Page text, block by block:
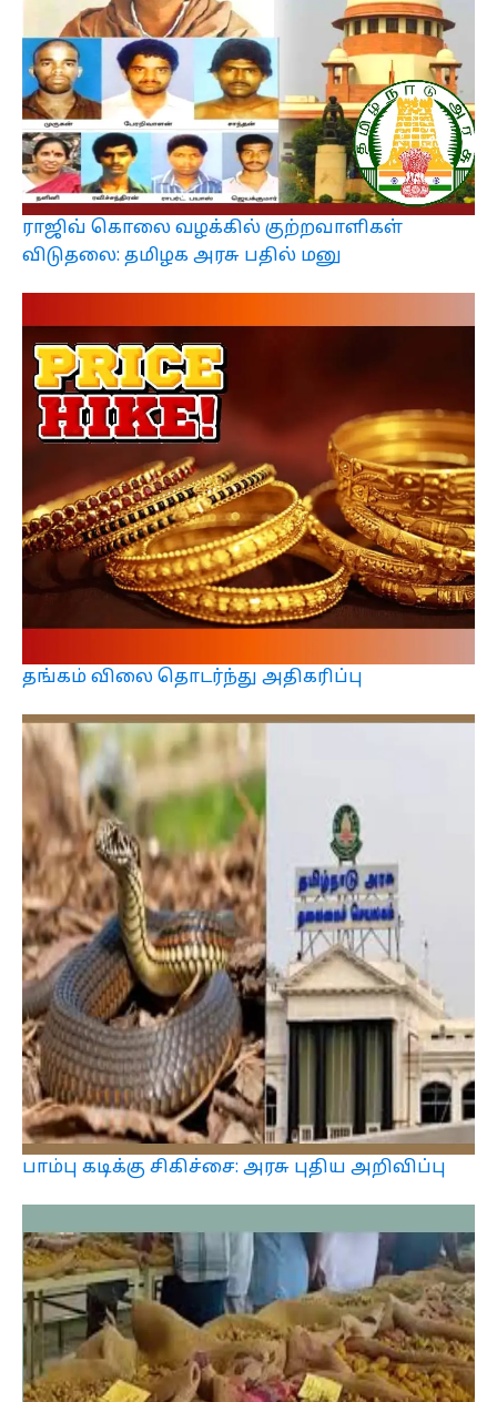
ராஜிவ் கொலை வழக்கில் குற்றவாளிகள்
விடுதலை: தமிழக அரசு பதில் மனு
தங்கம் விலை தொடர்ந்து அதிகரிப்பு
பாம்பு கடிக்கு சிகிச்சை: அரசு புதிய அறிவிப்பு